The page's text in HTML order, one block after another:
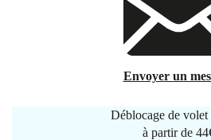
Envoyer un
Déblocage de volet
à partir de